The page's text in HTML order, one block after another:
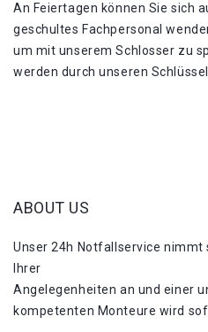
An Feiertagen können Sie sich
geschultes Fachpersonal
um mit unserem Schlosser zu
werden durch unseren
ABOUT US
Unser 24h Notfallservice nimmt
Ihrer
Angelegenheiten an und einer
kompetenten Monteure wird